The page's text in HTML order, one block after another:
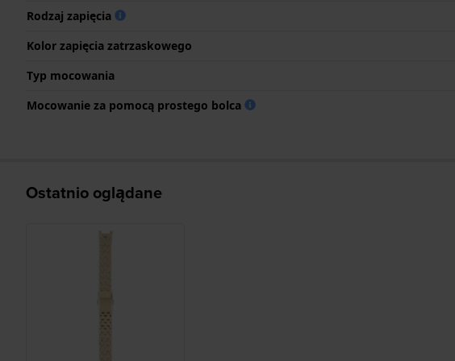
Rodzaj zapięcia
Kolor zapięcia zatrzaskowego
Typ mocowania
Mocowanie za pomocą prostego bolca
Ostatnio oglądane